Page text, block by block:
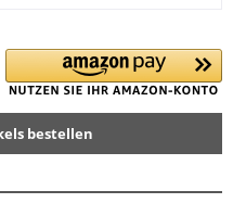
bestellen